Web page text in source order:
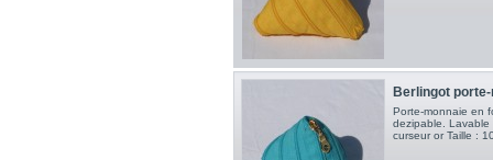
Berlingot
Porte-monnaie en
dezipable.
curseur or Taille :